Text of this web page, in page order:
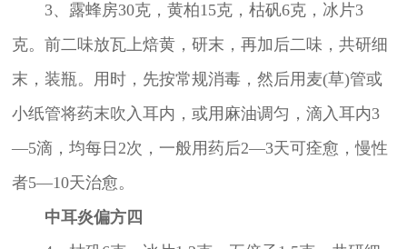
3、露蜂房30克，黄柏15克，枯矾6克，冰片3
克。前二味放瓦上焙黄，研末，再加后二味，共研细
末，装瓶。用时，先按常规消毒，然后用麦(草)管或
小纸管将药末吹入耳内，或用麻油调匀，滴入耳内3
—5滴，均每日2次，一般用药后2—3天可痊愈，慢性
者5—10天治愈。
中耳炎偏方四